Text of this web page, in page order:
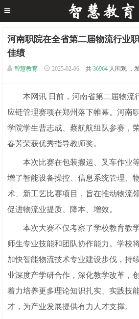
河南职院在全省第二届物流行业
佳绩
智慧教育 2025-02-06 共 36964 人围观 ，
本网讯 日前，河南省第二届物流
应链管理赛项在郑州落下帷幕。河南
学院学生曹志成、蔡航航组队参赛，
春芳荣获优秀指导教师奖。
本次比赛在包装搬运、叉车作业
增了智能设备操控、信息系统管理、
术、新工艺比赛项目，旨在推动物流
促进物流业提质、降本、增效。
本次大赛不仅考察了学校教育教
师生专业技能和团队协作能力。学校
加快智能物流技术专业建设步伐，持
业深度产学研合作，深化教学改革，
着力培养更多理论知识扎实、实践技
才，为产业发展提供有力人才支撑。